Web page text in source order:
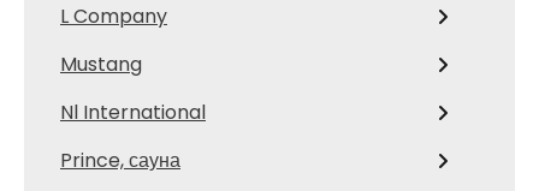
L Company
Mustang
Nl International
Prince, сауна